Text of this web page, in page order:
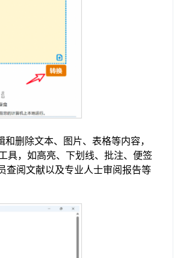
删除文本、图片、表格等内容，
具，如高亮、下划线、批注、便签
查阅文献以及专业人士审阅报告等